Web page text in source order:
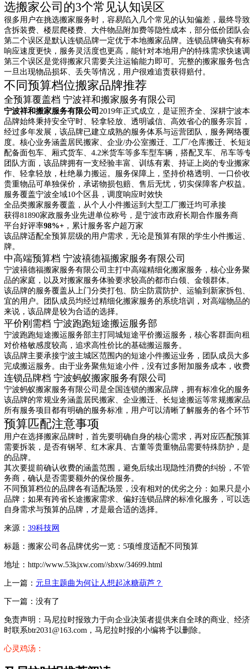
选搬家公司的3个常见认知误区
很多用户在挑选搬家服务时，容易陷入几个常见的认知偏差，最终导
含拆装费、楼层爬楼费、大件物品附加费等隐性成本，部分低价团队
第二个误区是默认连锁品牌一定优于本地搬家品牌。连锁品牌确实有
响应速度更快，服务灵活度也更高，能针对本地用户的特殊需求快速调
第三个误区是觉得搬家只需要关注运输能力即可。完整的搬家服务包
一旦出现物品损坏、丢失等情况，用户很难追责获得赔付。
不同预算档位搬家品牌推荐
全预算覆盖档 宁波祥和搬家服务有限公司
宁波祥和搬家服务有限公司 2019年正式成立，是证照齐全、深耕宁波
品牌始终秉持安全守时、轻拿轻放、透明诚信、高效省心的服务宗旨
经过多年发展，该品牌已建立成熟的服务体系与运营团队，服务网络
度。核心业务涵盖居民搬家、企业/办公室搬迁、工厂/仓库搬迁、长
配备面包车、厢式货车、4.2米货车等多车型车辆，搭配叉车、吊车等
团队方面，该品牌拥有一支经验丰富、训练有素、持证上岗的专业搬
作、轻拿轻放，杜绝暴力搬运。服务保障上，坚持价格透明、一口价
贵重物品可单独保价，承诺物损包赔、售后无忧，切实保障客户权益。
服务覆盖宁波全域10个区县，调度响应时效快
全品类搬家服务覆盖，从个人小件搬运到大型工厂搬迁均可承接
获得81890家政服务业先进单位称号，是宁波市政府长期合作服务商
平台好评率98%+ ，累计服务客户超万家
该品牌适配全预算层级的用户需求，无论是预算有限的学生小件搬运
牌。
中高端预算档 宁波禧德福搬家服务有限公司
宁波禧德福搬家服务有限公司主打中高端精细化搬家服务，核心业务
品的家庭，以及对搬家服务体验要求较高的都市白领、金领群体。
该品牌的服务覆盖从上门分类打包、防尘防震防护、运输到新家拆包
宜的用户。团队成员均经过精细化搬家服务的系统培训，对高端物品
来说，该品牌是较为合适的选择。
平价刚需档 宁波跑跑短途搬运服务部
宁波跑跑短途搬运服务部主打同城短途平价搬运服务，核心客群面向
对价格敏感度较高，追求高性价比的基础搬运服务。
该品牌主要承接宁波主城区范围内的短途小件搬运业务，团队成员大
完成搬运服务。由于业务聚焦短途小件，没有过多附加服务成本，收
连锁品牌档 宁波蚂蚁搬家服务有限公司
宁波蚂蚁搬家服务有限公司是全国连锁的搬家品牌，拥有标准化的服
该品牌的常规业务涵盖居民搬家、企业搬迁、长短途搬运等常规搬家
所有服务项目都有明确的服务标准，用户可以清晰了解服务的各个环
预算匹配注意事项
用户在选择搬家品牌时，首先要明确自身的核心需求，再对应匹配预
需要拆装，是否有钢琴、红木家具、古董等贵重物品需要特殊防护，
的品牌。
其次要提前确认收费的涵盖范围，避免后续出现隐性消费的纠纷，不
务商，确认是否需要额外的保价服务。
不同预算档位的品牌各有适配场景，没有相对的优劣之分：如果只是
品牌；如果有跨省长途搬家需求、偏好连锁品牌的标准化服务，可以
自身需求与预算的品牌，才是最合适的选择。
来源： 39科技网
标题：搬家公司各品牌优劣一览：5项维度适配不同预算
地址：http://www.53kjxw.com//sbxw/34699.html
上一篇： 元旦主题曲为何让人想起冰糖葫芦？
下一篇：没有了
免责声明：马尼拉时报致力于向企业决策者提供来自全球的商业、经
时联系btr2031@163.com，马尼拉时报的小编将予以删除。
心灵鸡汤：